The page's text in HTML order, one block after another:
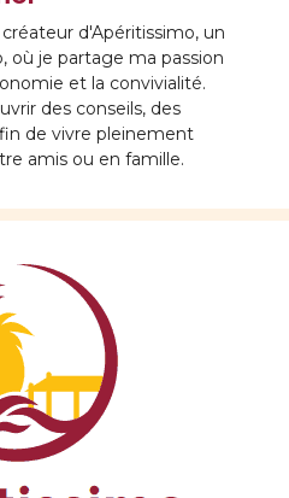
d'Apéritissimo, un
où je partage ma passion
et la convivialité.
des conseils, des
de vivre pleinement
amis ou en famille.